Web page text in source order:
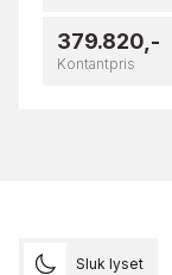
379.820,-
Kontantpris
Sluk lyset